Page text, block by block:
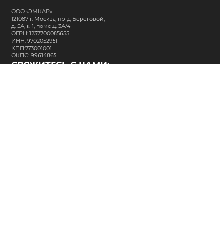
ООО «ЭМКАР»
121087, г. Москва, пр-д Береговой,
д. 5А, к. 1, помещ. 3А/4
ОГРН: 1237700085655
ИНН: 9702052951
КПП:773001001
ОКПО: 99614865
СВЯЖИТЕСЬ С НАМИ: